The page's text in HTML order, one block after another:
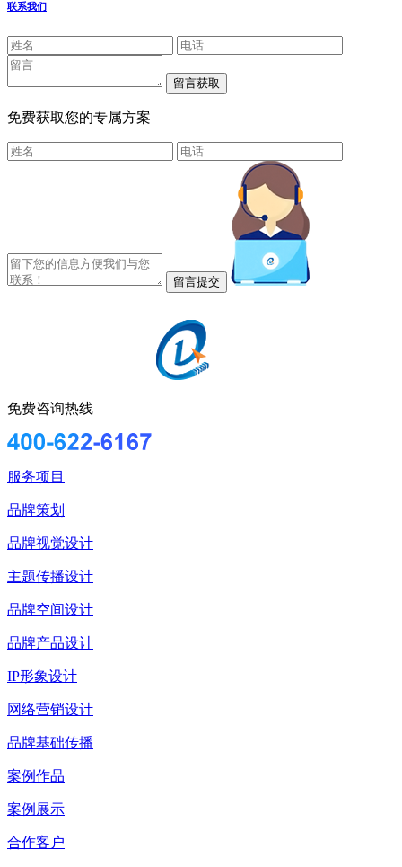
联系我们
免费获取您的专属方案
免费咨询热线
服务项目
品牌策划
品牌视觉设计
主题传播设计
品牌空间设计
品牌产品设计
IP形象设计
网络营销设计
品牌基础传播
案例作品
案例展示
合作客户